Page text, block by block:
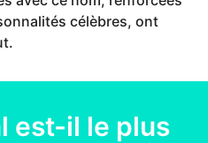
célèbres, ont
est-il le plus